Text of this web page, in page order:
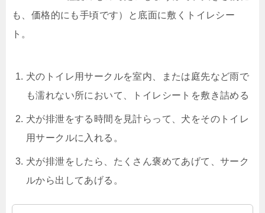
も、価格的にも手頃です）と底面に敷くトイレシー
ト。
犬のトイレ用サークルを室内、または庭先など雨で
も濡れない所において、トイレシートを敷き詰める
犬が排泄をする時間を見計らって、犬をそのトイレ
用サークルに入れる。
犬が排泄をしたら、たくさん褒めてあげて、サーク
ルから出してあげる。